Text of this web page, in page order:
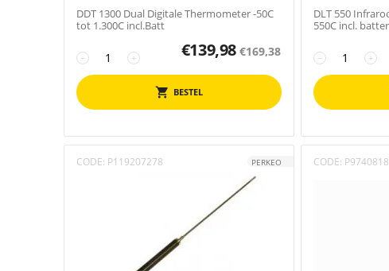
DDT 1300 Dual Digitale Thermometer -50C
tot 1.300C incl.Batt
+
− €139,98 €169,38
BESTEL
DLT 550
550C incl.
+
−
CODE: P119207278 PERKEO CODE: